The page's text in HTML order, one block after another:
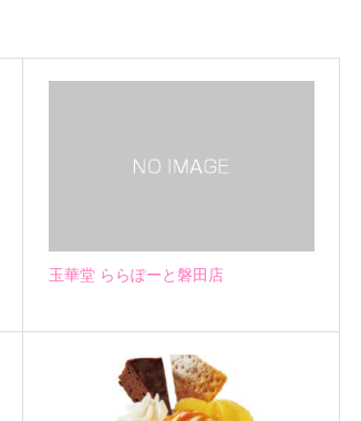
玉華堂 ららぽーと磐田店